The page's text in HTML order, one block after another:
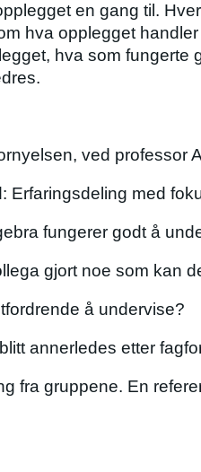
en gang til.
hva opplegget
hva som fungerte
ved professor
Erfaringsdeling med
fungerer godt å
gjort noe som kan
å undervise?
annerledes etter
fra gruppene. En